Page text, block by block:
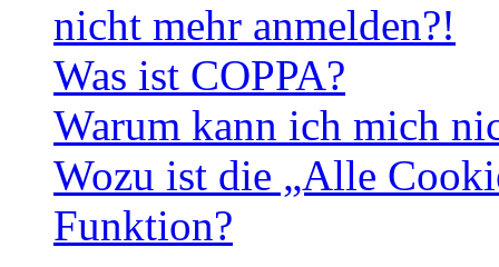
nicht mehr anmelden?!
Was ist COPPA?
Warum kann ich mich
Wozu ist die „Alle
Funktion?